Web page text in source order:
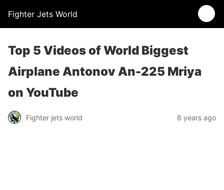
Fighter Jets World
Top 5 Videos of World Biggest
Airplane Antonov An-225 Mriya
on YouTube
Fighter jets world 8 years ago